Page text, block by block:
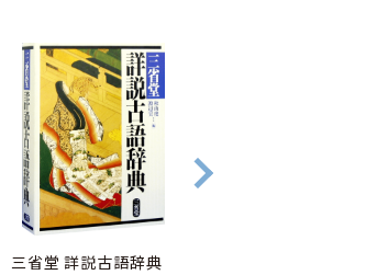
三省堂 詳説古語辞典